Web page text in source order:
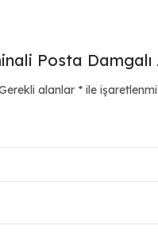
Posta
alanlar * ile